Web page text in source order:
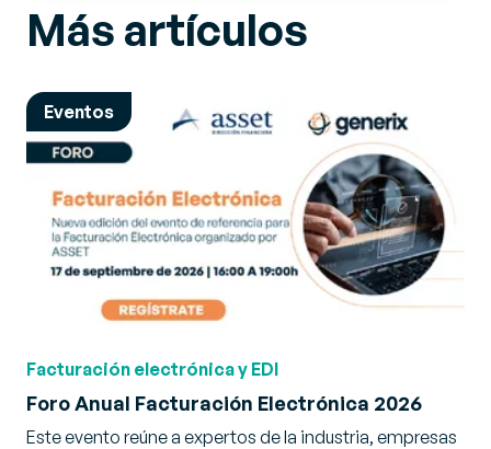
Más artículos
Eventos
Facturación electrónica y EDI
Foro Anual Facturación Electrónica 2026
Este evento reúne a expertos de la industria, empresas